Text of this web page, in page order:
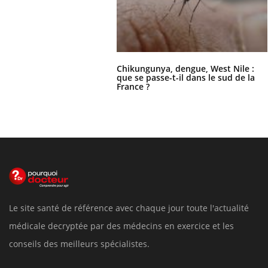
Chikungunya, dengue, West Nile :
que se passe-t-il dans le sud de la
France ?
Le site santé de référence avec chaque jour toute l'actualité
médicale decryptée par des médecins en exercice et les
conseils des meilleurs spécialistes.